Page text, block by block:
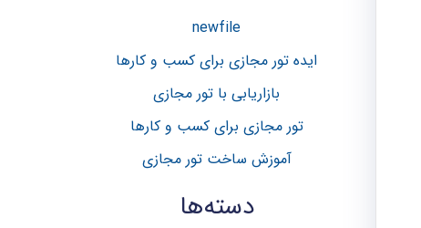
newfile
ایده تور مجازی برای کسب و کارها
بازاریابی با تور مجازی
تور مجازی برای کسب و کار‌ها
آموزش ساخت تور مجازی
دسته‌ها